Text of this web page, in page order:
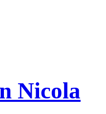
Nicola